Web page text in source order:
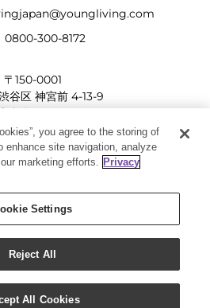
0800-300-8172
〒150-0001
谷区 神宮前 4-13-9
参道LHビル
Essential Oils | All Rights Reserved
TwitterInstagramPinterest
you agree to the storing of
enhance site navigation, analyze
marketing efforts. Privacy
Settings
Reject All
All Cookies